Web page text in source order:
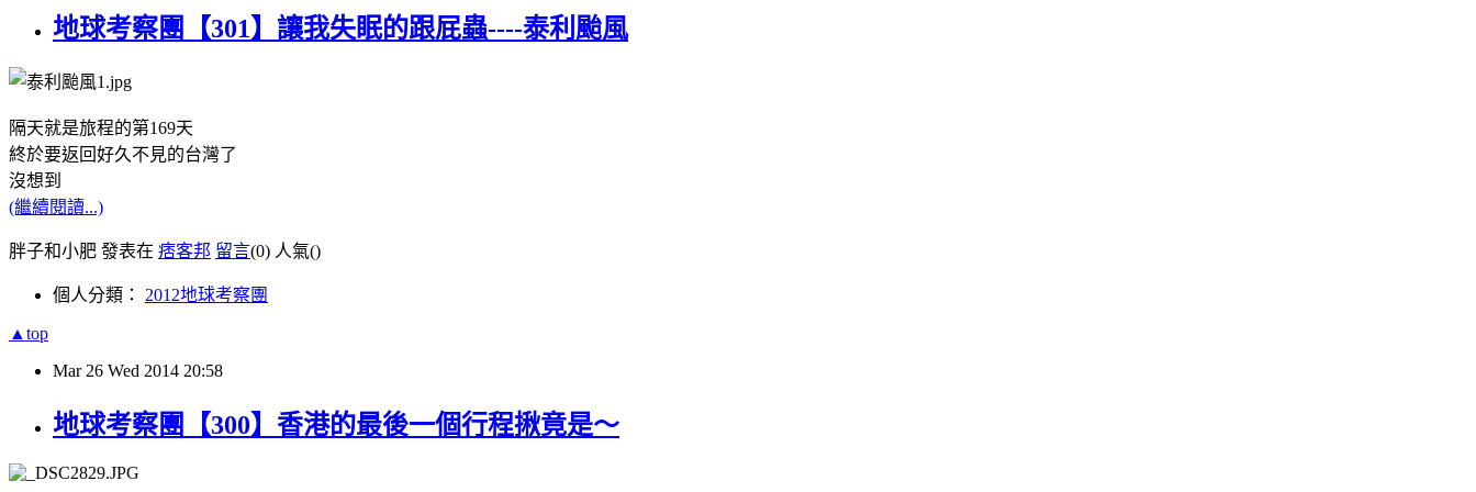
地球考察團【301】讓我失眠的跟屁蟲----泰利颱風
隔天就是旅程的第169天
終於要返回好久不見的台灣了
沒想到
(繼續閱讀...)
胖子和小肥 發表在 痞客邦 留言(0) 人氣()
個人分類： 2012地球考察團
▲top
Mar 26 Wed 2014 20:58
地球考察團【300】香港的最後一個行程揪竟是～